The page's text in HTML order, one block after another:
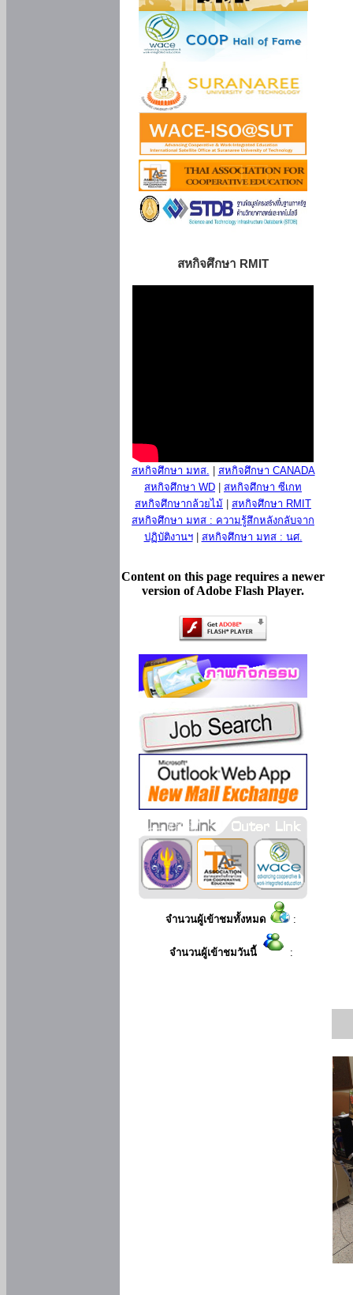
สหกิจศึกษา RMIT
สหกิจศึกษา มทส.
สหกิจศึกษา CANADA
สหกิจศึกษา WD
สหกิจศึกษา ซีเกท
สหกิจศึกษากล้วยไม้
สหกิจศึกษา RMIT
สหกิจศึกษา มทส : ความรู้สึกหลังกลับจาก
ปฏิบัติงานฯ| สหกิจศึกษา มทส : นศ.
Content on this page requires a newer
version of Adobe Flash Player.
จำนวนผู้เข้าชมทั้งหมด :
จำนวนผู้เข้าชมวันนี้ :